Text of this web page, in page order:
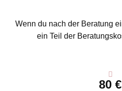
Wenn du nach der Beratung
ein Teil der
80 €